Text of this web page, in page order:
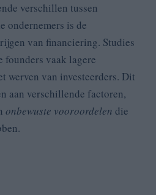
verschillen tussen
ondernemers is de
van financiering. Studies
founders vaak lagere
werven van investeerders. Dit
aan verschillende factoren,
onbewuste vooroordelen die